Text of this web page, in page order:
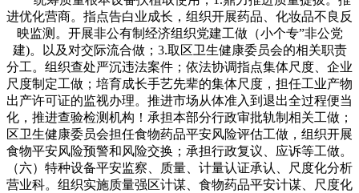
进优化营商。指点告白业成长，组织开展药品、化妆品不良反
映监测。开展非公有制经济组织党建工做（小个专”非公党
建)。以及对交际流合做；3.取区卫生健康委员会的相关职责
分工。组织查处严沉违法案件；依法协调指点集体尺度、企业
尺度制定工做；培育成长手艺先辈的集体尺度，担任工业产物
出产许可证的监视办理。推进市场从体准入到退出全过程便当
化，推进查验检测机构！承担本部分行政审批轨制相关工做；
区卫生健康委员会担任食物药品平安风险评估工做，组织开展
食物平安风险预警和风险交换；承担行政复议、应诉等工做。
（六）特种设备平安监察、质量、计量认证承认、尺度化分析
营业科。组织实施质量强区计谋、食物药品平安计谋、尺度化